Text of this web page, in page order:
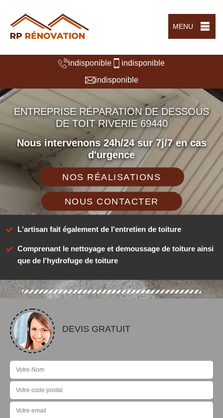
MENU
indisponible
indisponible
indisponible
ENTREPRISE RÉPARATION DE DESSOUS
DE TOIT RIVERIE 69440
Nous intervenons 24h/24 sur 7j/7 en cas
d'urgence
NOS RÉALISATIONS
NOUS CONTACTER
L'artisan fait également de l'entretien de toiture
Comprenant le nettoyage et demoussage de toiture ainsi
que de l'hydrofuge de toiture
DEVIS GRATUIT